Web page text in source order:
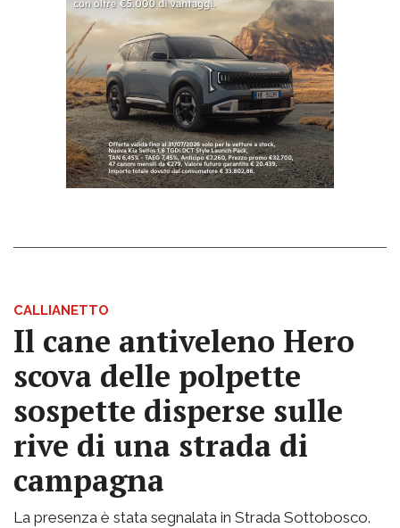
CALLIANETTO
Il cane antiveleno Hero
scova delle polpette
sospette disperse sulle
rive di una strada di
campagna
La presenza è stata segnalata in Strada Sottobosco.